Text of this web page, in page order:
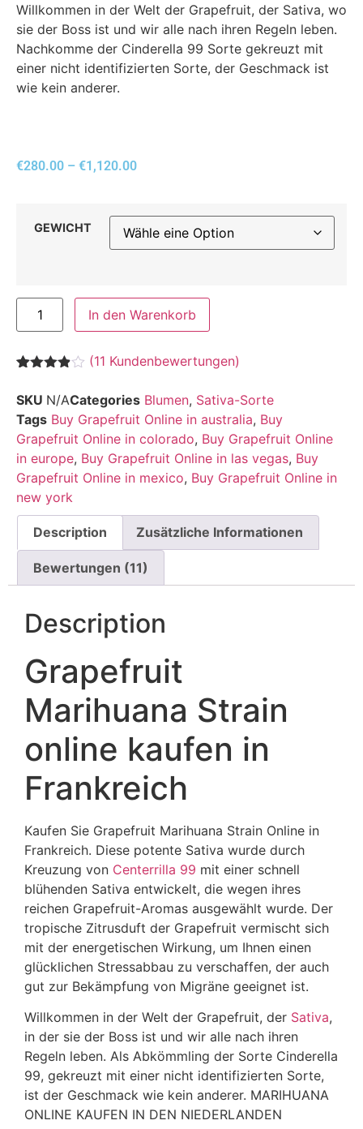
Willkommen in der Welt der Grapefruit, der Sativa, wo
sie der Boss ist und wir alle nach ihren Regeln leben.
Nachkomme der Cinderella 99 Sorte gekreuzt mit
einer nicht identifizierten Sorte, der Geschmack ist
wie kein anderer.
€280.00 – €1,120.00
GEWICHT
In den Warenkorb
mit 3.82
von 5,
basierend
auf
Kundenbewertungen
(11 Kundenbewertungen)
SKU N/ACategories Blumen, Sativa-Sorte
Tags Buy Grapefruit Online in australia, Buy
Grapefruit Online in colorado, Buy Grapefruit Online
in europe, Buy Grapefruit Online in las vegas, Buy
Grapefruit Online in mexico, Buy Grapefruit Online in
new york
Description Zusätzliche Informationen
Bewertungen (11)
Description
Grapefruit
Marihuana Strain
online kaufen in
Frankreich
Kaufen Sie Grapefruit Marihuana Strain Online in
Frankreich. Diese potente Sativa wurde durch
Kreuzung von Centerrilla 99 mit einer schnell
blühenden Sativa entwickelt, die wegen ihres
reichen Grapefruit-Aromas ausgewählt wurde. Der
tropische Zitrusduft der Grapefruit vermischt sich
mit der energetischen Wirkung, um Ihnen einen
glücklichen Stressabbau zu verschaffen, der auch
gut zur Bekämpfung von Migräne geeignet ist.
Willkommen in der Welt der Grapefruit, der Sativa,
in der sie der Boss ist und wir alle nach ihren
Regeln leben. Als Abkömmling der Sorte Cinderella
99, gekreuzt mit einer nicht identifizierten Sorte,
ist der Geschmack wie kein anderer. MARIHUANA
ONLINE KAUFEN IN DEN NIEDERLANDEN